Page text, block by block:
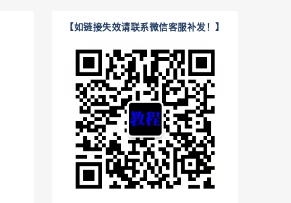
【如链接失效请联系微信客服补发！】